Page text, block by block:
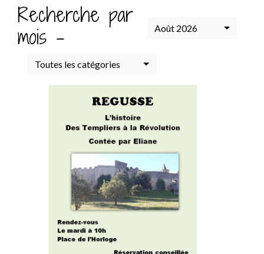
Recherche par
mois -
Août 2026
Toutes les catégories